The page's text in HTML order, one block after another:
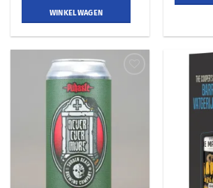
WINKELWAGEN